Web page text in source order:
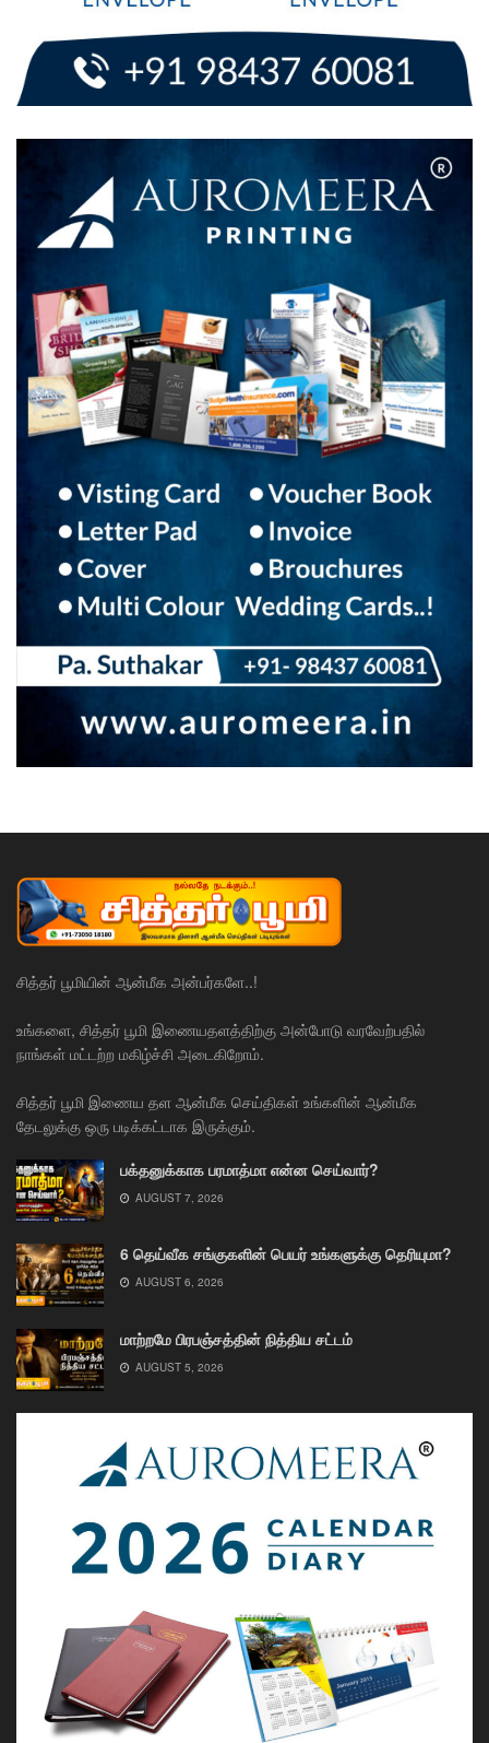
சித்தர் பூமியின் ஆன்மீக அன்பர்களே..!
உங்களை, சித்தர் பூமி இணையதளத்திற்கு அன்போடு வரவேற்பதில்
நாங்கள் மட்டற்ற மகிழ்ச்சி அடைகிறோம்.
சித்தர் பூமி இணைய தள ஆன்மீக செய்திகள் உங்களின் ஆன்மீக
தேடலுக்கு ஒரு படிக்கட்டாக இருக்கும்.
பக்தனுக்காக பரமாத்மா என்ன செய்வார்?
AUGUST 7, 2026
6 தெய்வீக சங்குகளின் பெயர் உங்களுக்கு தெரியுமா?
AUGUST 6, 2026
மாற்றமே பிரபஞ்சத்தின் நித்திய சட்டம்
AUGUST 5, 2026